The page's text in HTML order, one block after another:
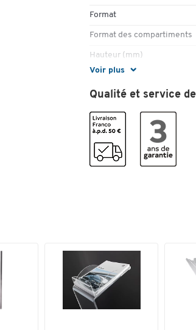
Voir plus
Format
Format des compartiments
Hauteur (mm)
Matériau des bacs à
brochures
Nombre de compartiments
(pièce(s))
Poids (kg)
Type
Dimensions
Qualité et service